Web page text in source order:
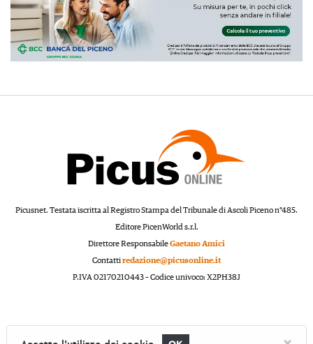
Picusnet. Testata iscritta al Registro Stampa del Tribunale di Ascoli Piceno n°485.
Editore PicenWorld s.r.l.
Direttore ResponsabileGaetano Amici
Contattiredazione@picusonline.it
P.IVA 02170210443 – Codice univoco: X2PH38J